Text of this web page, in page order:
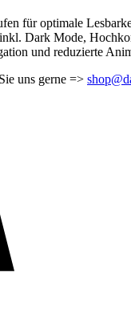
für optimale
Dark Mode,
und reduzierte
uns gerne =>